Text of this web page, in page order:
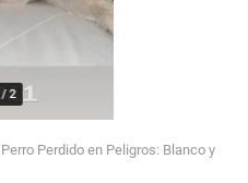
/2
Perro Perdido en Peligros: Blanco y